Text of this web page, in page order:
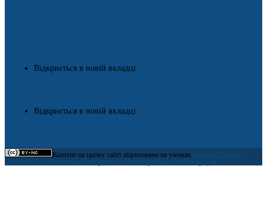
Відкриється в новій вкладці
Відкриється в новій вкладці
Контент на цьому сайті ліцензовано на умовах
Ліцензії Creative
Commons Із Зазначенням Авторства — Некомерційна 4.0 Міжнародна